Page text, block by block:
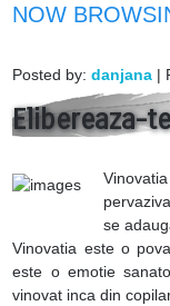
NOW
Posted by:danjana |
Elibereaza-
se
Vinovatia este o
este o emotie
vinovat inca din